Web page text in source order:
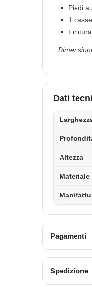
Piedi a
1
Dati
Altezza
Materiale
Pagamenti
Spedizione